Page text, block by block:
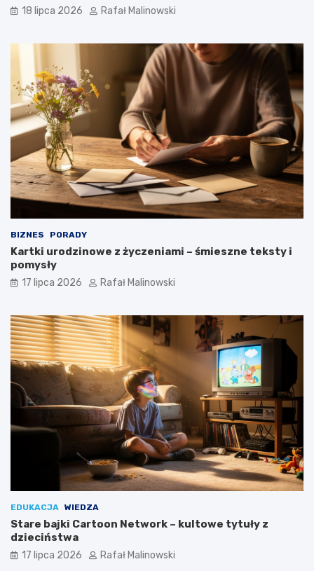
18 lipca 2026 Rafał Malinowski
BIZNES PORADY
Kartki urodzinowe z życzeniami – śmieszne teksty i
pomysły
17 lipca 2026 Rafał Malinowski
EDUKACJA WIEDZA
Stare bajki Cartoon Network – kultowe tytuły z
dzieciństwa
17 lipca 2026 Rafał Malinowski